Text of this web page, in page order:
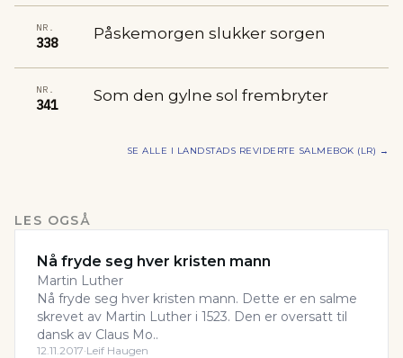
NR.
338
Påskemorgen slukker sorgen
NR.
341
Som den gylne sol frembryter
SE ALLE I LANDSTADS REVIDERTE SALMEBOK (LR) →
LES OGSÅ
Nå fryde seg hver kristen mann
Martin Luther
Nå fryde seg hver kristen mann. Dette er en salme
skrevet av Martin Luther i 1523. Den er oversatt til
dansk av Claus Mo..
12.11.2017·Leif Haugen